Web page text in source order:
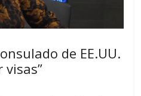
de EE.UU.